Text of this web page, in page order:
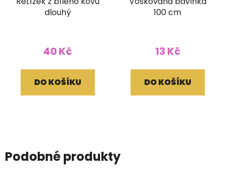
dlouhý
40 Kč
DO KOŠÍKU
100 cm
13 Kč
DO KOŠÍKU
Podobné produkty